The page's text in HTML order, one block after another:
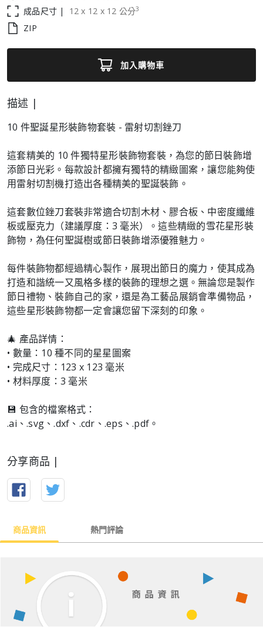
成品尺寸 |
12 x 12 x 12 公分3
ZIP
加入購物車
描述 |
10 件聖誕星形裝飾物套裝 - 雷射切割銼刀
這套精美的 10 件獨特星形裝飾物套裝，為您的節日裝飾增
添節日光彩。每款設計都擁有獨特的精緻圖案，讓您能夠使
用雷射切割機打造出各種精美的聖誕裝飾。
這套數位銼刀套裝非常適合切割木材、膠合板、中密度纖維
板或壓克力（建議厚度：3 毫米）。這些精緻的雪花星形裝
飾物，為任何聖誕樹或節日裝飾增添優雅魅力。
每件裝飾物都經過精心製作，展現出節日的魔力，使其成為
打造和諧統一又風格多樣的裝飾的理想之選。無論您是製作
節日禮物、裝飾自己的家，還是為工藝品展銷會準備物品，
這些星形裝飾物都一定會讓您留下深刻的印象。
🎄 產品詳情：
• 數量：10 種不同的星星圖案
• 完成尺寸：123 x 123 毫米
• 材料厚度：3 毫米
💾 包含的檔案格式：
.ai、.svg、.dxf、.cdr、.eps、.pdf。
分享商品 |
商品資訊 熱門評論